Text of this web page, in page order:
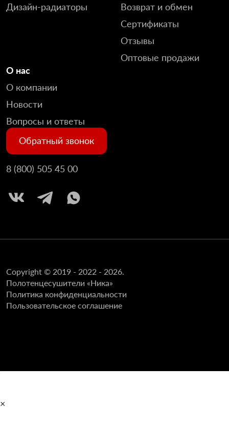
Дизайн-радиаторы
Возврат и обмен
Сертификаты
Отзывы
Оптовые продажи
О нас
О компании
Новости
Вопросы и ответы
Обратный звонок
8 (800) 505 45 00
Copyright © 2019 - 2022 - 2026.
Полотенцесушители «Ника»
Политика конфиденциальности
Пользовательское соглашение
×